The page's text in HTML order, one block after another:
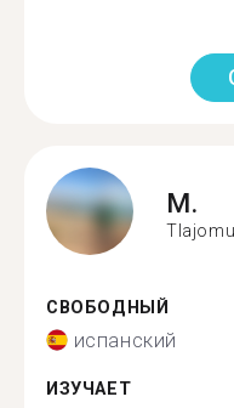
M.
СВОБОДНЫЙ
испанский
ИЗУЧАЕТ